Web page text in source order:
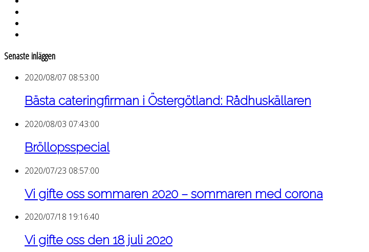
Senaste inläggen
2020/08/07 08:53:00
Bästa cateringfirman i Östergötland: Rådhuskällaren
2020/08/03 07:43:00
Bröllopsspecial
2020/07/23 08:57:00
Vi gifte oss sommaren 2020 – sommaren med corona
2020/07/18 19:16:40
Vi gifte oss den 18 juli 2020